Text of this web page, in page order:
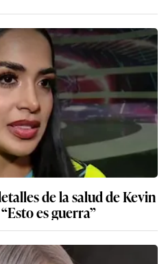
de la salud de Kevin
es guerra”